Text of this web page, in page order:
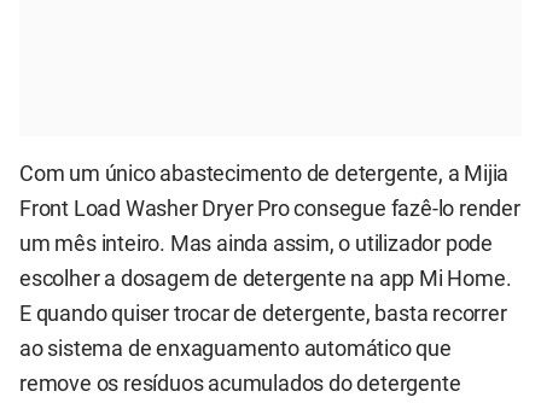
Com um único abastecimento de detergente, a Mijia
Front Load Washer Dryer Pro consegue fazê-lo render
um mês inteiro. Mas ainda assim, o utilizador pode
escolher a dosagem de detergente na app Mi Home.
E quando quiser trocar de detergente, basta recorrer
ao sistema de enxaguamento automático que
remove os resíduos acumulados do detergente